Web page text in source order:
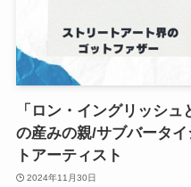
「ロン・イングリッシ
の産みの親/サブバータ
トアーティスト
2024年11月30日